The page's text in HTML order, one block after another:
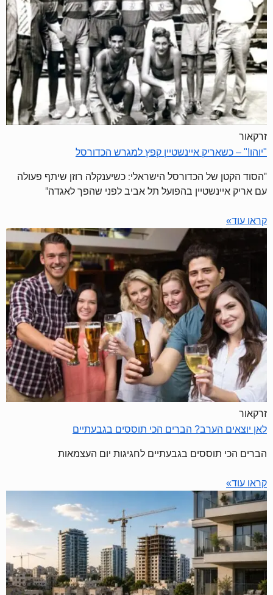
זרקאור
"יוהו!" – כשאריק איינשטיין קפץ למגרש הכדורסל
"הסוד הקטן של הכדורסל הישראלי: כשיענקלה רוזן שיתף פעולה
עם אריק איינשטיין בהפועל תל אביב לפני שהפך לאגדה"
קראו עוד»
זרקאור
לאן יוצאים הערב? הברים הכי תוססים בגבעתיים
הברים הכי תוססים בגבעתיים לחגיגות יום העצמאות
קראו עוד»